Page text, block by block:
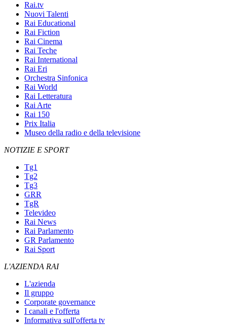
Rai.tv
Nuovi Talenti
Rai Educational
Rai Fiction
Rai Cinema
Rai Teche
Rai International
Rai Eri
Orchestra Sinfonica
Rai World
Rai Letteratura
Rai Arte
Rai 150
Prix Italia
Museo della radio e della televisione
NOTIZIE E SPORT
Tg1
Tg2
Tg3
GRR
TgR
Televideo
Rai News
Rai Parlamento
GR Parlamento
Rai Sport
L'AZIENDA RAI
L'azienda
Il gruppo
Corporate governance
I canali e l'offerta
Informativa sull'offerta tv